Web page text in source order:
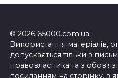
© 2026 65000.com.ua
Використання матеріалів,
допускається тільки з
правовласника та з
посиланням на сторінку, з